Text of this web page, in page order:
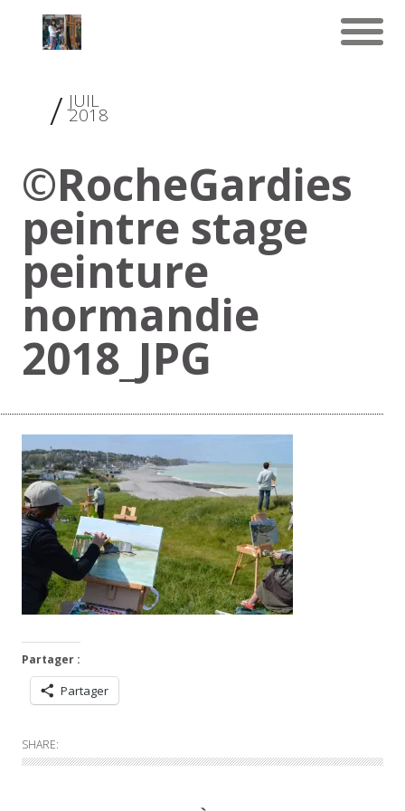
JUIL
2018
©RocheGardies
peintre stage
peinture
normandie
2018_JPG
Partager :
Partager
SHARE: